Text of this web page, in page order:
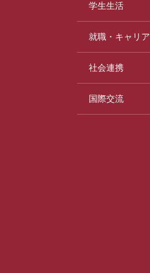
学生生活
就職・キャリア
社会連携
国際交流